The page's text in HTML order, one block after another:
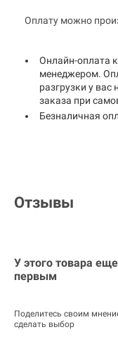
Оплату можно
Онлайн-оплата
менеджером.
разгрузки у вас
заказа при
Безналичная
Отзывы
У этого товара
первым
Поделитесь своим
сделать выбор